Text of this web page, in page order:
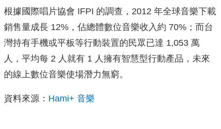
根據國際唱片協會 IFPI 的調查，2012 年全球音樂下載
銷售量成長 12%，佔總體數位音樂收入約 70%；而台
灣持有手機或平板等行動裝置的民眾已達 1,053 萬
人，平均每 2 人就有 1 人擁有智慧型行動產品，未來
的線上數位音樂使場潛力無窮。
資料來源： Hami+ 音樂